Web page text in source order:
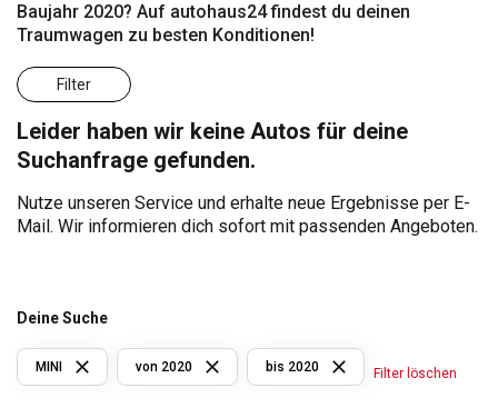
Baujahr 2020? Auf autohaus24 findest du deinen
Traumwagen zu besten Konditionen!
Filter
Leider haben wir keine Autos für deine
Suchanfrage gefunden.
Nutze unseren Service und erhalte neue Ergebnisse per E-
Mail. Wir informieren dich sofort mit passenden Angeboten.
Deine Suche
MINI von 2020 bis 2020 Filter löschen